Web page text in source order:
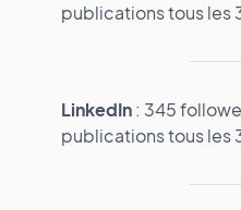
publications tous les
LinkedIn: 345
publications tous les